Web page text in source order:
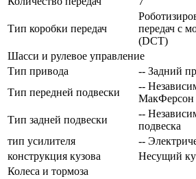
Тип коробки передач
передач с
(DCT)
Шасси и рулевое управление
Тип привода
-- Задний
Тип передней подвески
--
МакФерсон
Тип задней подвески
--
подвеска
тип усилителя
--
конструкция кузова
Несущий
Колеса и тормоза